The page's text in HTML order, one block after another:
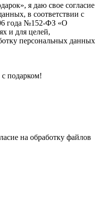
я даю свое согласие
в соответствии с
года №152-ФЗ «О
и для целей,
персональных данных
подарком!
на обработку файлов